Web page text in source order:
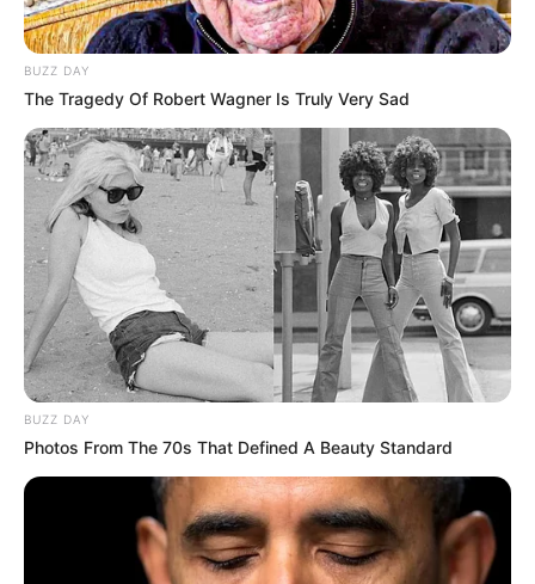
Retrouvez également les principaux pronostics Quinté de
la presse, ainsi qu’une synthèse du Tiercé Quarté Quinté
un peu plus bas sur cette même page.
Le pronostic étant établi 24 heures à l’avance, il est
préférable de venir vérifier celui-ci quelques minutes avant
le départ. Car dans le cas de non-partant le pronostic est
susceptible d’évoluer jusqu’à 15 minutes avant la course
du Tiercé Quarté Quinté.
Pour vous aider à faire votre prono n’hésitez pas à utiliser
notre logiciel dePronostics-Spot ou bien notrelogiciel-Turf
ils ont l’avantage d’être gratuits.
BUZZ DAY
The Tragedy Of Robert Wagner Is Truly Very Sad
BUZZ DAY
Photos From The 70s That Defined A Beauty Standard